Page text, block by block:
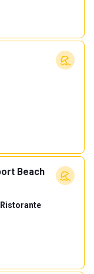
Beach
Ristorante·